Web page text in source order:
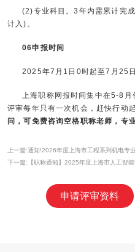
(2)专业科目。3年内需累计完
计入)。
06申报时间
2025年7月1日0时起至7月25日
上海职称网报时间集中在5-8
评审每年只有一次机会，赶快行动
问，可免费咨询空格职称老师，专
上一篇:通知!2026年度上海市工程系列机电专
下一篇:【职称通知】2025年度上海市人工智
申请评审资料